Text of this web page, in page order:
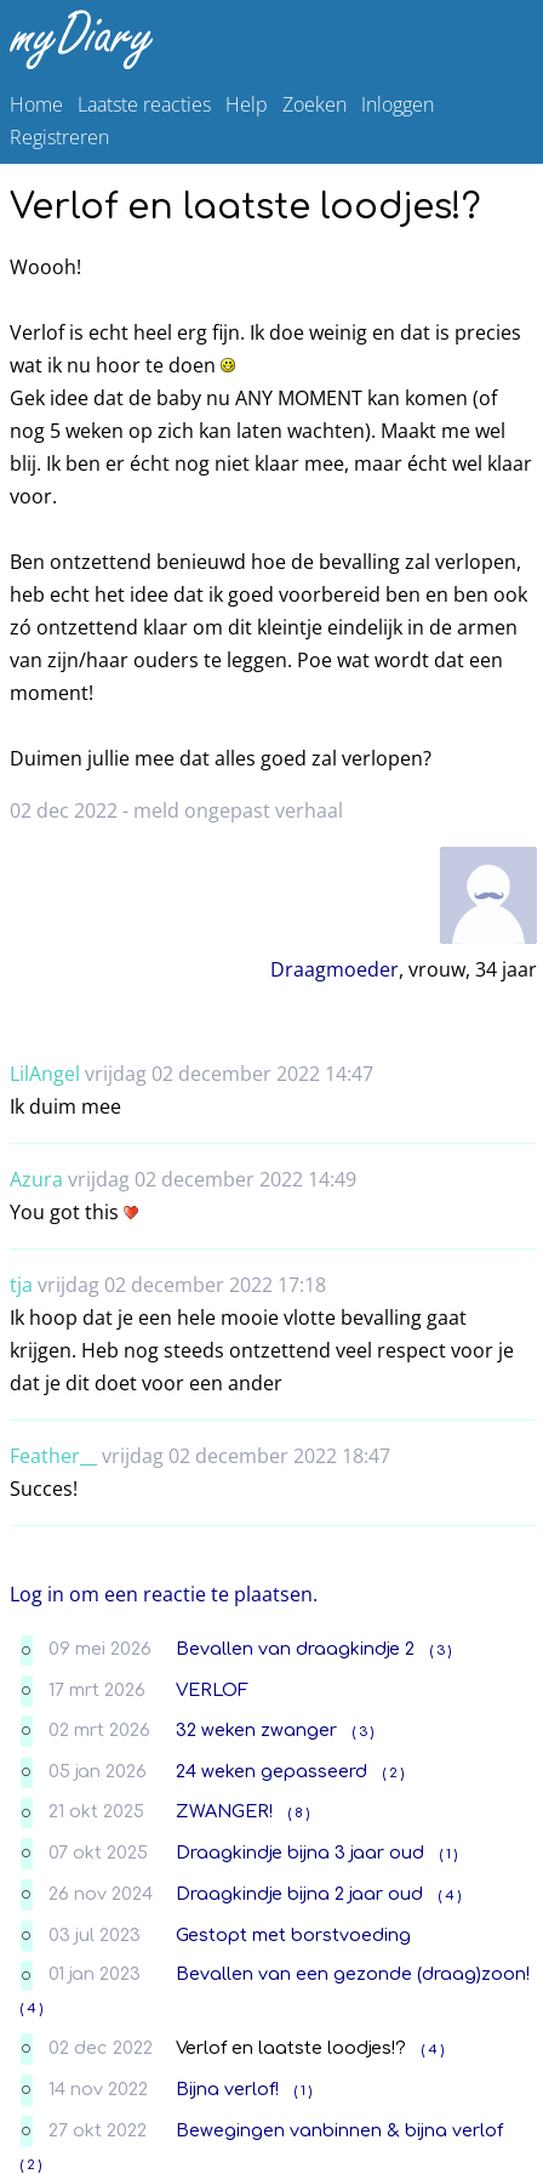
Home Laatste reacties Help Zoeken Inloggen
Registreren
Verlof en laatste loodjes!?
Woooh!
Verlof is echt heel erg fijn. Ik doe weinig en dat is precies
wat ik nu hoor te doen
Gek idee dat de baby nu ANY MOMENT kan komen (of
nog 5 weken op zich kan laten wachten). Maakt me wel
blij. Ik ben er écht nog niet klaar mee, maar écht wel klaar
voor.
Ben ontzettend benieuwd hoe de bevalling zal verlopen,
heb echt het idee dat ik goed voorbereid ben en ben ook
zó ontzettend klaar om dit kleintje eindelijk in de armen
van zijn/haar ouders te leggen. Poe wat wordt dat een
moment!
Duimen jullie mee dat alles goed zal verlopen?
02 dec 2022 - meld ongepast verhaal
Draagmoeder, vrouw, 34jaar
LilAngel vrijdag 02 december 2022 14:47
Ik duim mee
Azura vrijdag 02 december 2022 14:49
You got this
tja vrijdag 02 december 2022 17:18
Ik hoop dat je een hele mooie vlotte bevalling gaat
krijgen. Heb nog steeds ontzettend veel respect voor je
dat je dit doet voor een ander
Feather__
vrijdag 02 december 2022 18:47
Succes!
Log in om een reactie te plaatsen.
O 09 mei 2026 Bevallen van draagkindje 2 ( 3 )
O 17 mrt 2026 VERLOF
O 02 mrt 2026 32 weken zwanger ( 3 )
O 05 jan 2026 24 weken gepasseerd ( 2 )
O 21 okt 2025 ZWANGER! ( 8 )
O 07 okt 2025 Draagkindje bijna 3 jaar oud ( 1 )
O 26 nov 2024 Draagkindje bijna 2 jaar oud ( 4 )
O 03 jul 2023 Gestopt met borstvoeding
O 01 jan 2023 Bevallen van een gezonde (draag)zoon!
( 4 )
O 02 dec 2022 Verlof en laatste loodjes!? ( 4 )
O 14 nov 2022 Bijna verlof! ( 1 )
O 27 okt 2022 Bewegingen vanbinnen & bijna verlof
( 2 )